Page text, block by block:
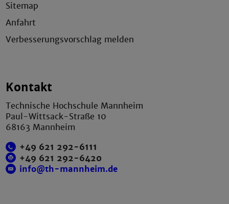
Sitemap
Anfahrt
Verbesserungsvorschlag melden
Kontakt
Technische Hochschule Mannheim
Paul-Wittsack-Straße 10
68163 Mannheim
+49 621 292-6111
+49 621 292-6420
info@th-mannheim.de